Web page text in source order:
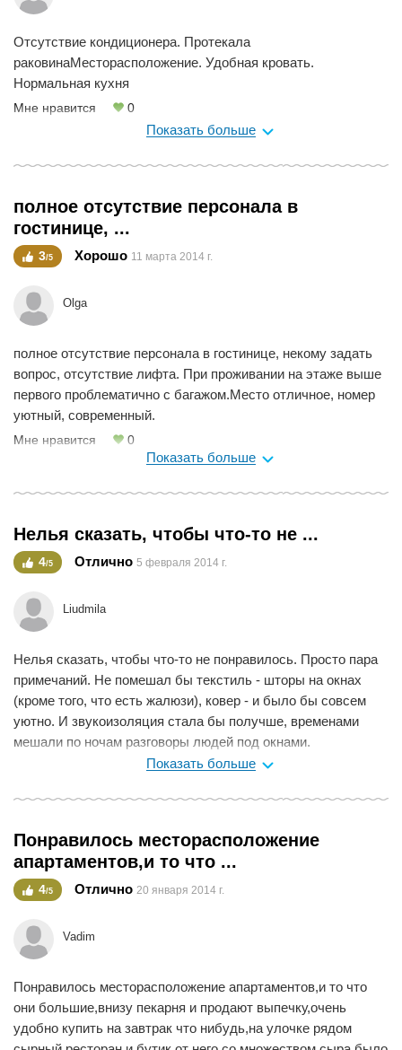
Отсутствие кондиционера. Протекала
раковинаМесторасположение. Удобная кровать.
Нормальная кухня
Мне нравится 0
Показать больше
полное отсутствие персонала в
гостинице, ...
3/5 Хорошо 11 марта 2014 г.
Olga
полное отсутствие персонала в гостинице, некому задать
вопрос, отсутствие лифта. При проживании на этаже выше
первого проблематично с багажом.Место отличное, номер
уютный, современный.
Мне нравится 0
Показать больше
Нелья сказать, чтобы что-то не ...
4/5 Отлично 5 февраля 2014 г.
Liudmila
Нелья сказать, чтобы что-то не понравилось. Просто пара
примечаний. Не помешал бы текстиль - шторы на окнах
(кроме того, что есть жалюзи), ковер - и было бы совсем
уютно. И звукоизоляция стала бы получше, временами
мешали по ночам разговоры людей под окнами.
Отсутствовала уборка посреди недели, в таких случаях об
неполадках тоже.Всё хорошо, особенно в апартаментах, где
кухня, стиральная машина. Расположение в самом центре
Страсбурга, рядом собор, а также река и причал для
экскурсионного кораблика, множество ресторанчиков и
минут, до Маленькой Франции минут 15-20 по приятным
центральным улицам. Даже до вокзала можно дойти минут
навстречу потребностям, старается все делать на уровне,
обо всем можно договориться.
Мне нравится 0
Показать больше
Понравилось месторасположение
апартаментов,и то что ...
4/5 Отлично 20 января 2014 г.
Vadim
Понравилось месторасположение апартаментов,и то что
они большие,внизу пекарня и продают выпечку,очень
удобно купить на завтрак что нибудь,на улочке рядом